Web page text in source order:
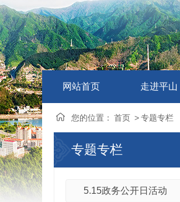
网站首页 走进平山
您的位置： 首页 >专题专栏
专题专栏
5.15政务公开日活动